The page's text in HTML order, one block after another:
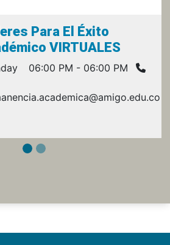
Para El Éxito
VIRTUALES
06:00 PM - 06:00 PM